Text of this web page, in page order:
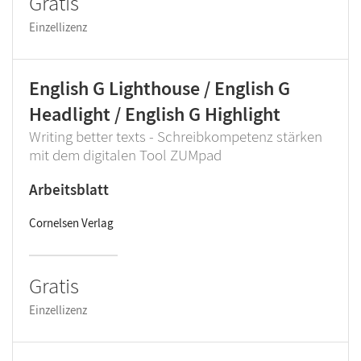
Einzellizenz
English G Lighthouse / English G
Headlight / English G Highlight
Writing better texts - Schreibkompetenz stärken
mit dem digitalen Tool ZUMpad
Arbeitsblatt
Cornelsen Verlag
Gratis
Einzellizenz